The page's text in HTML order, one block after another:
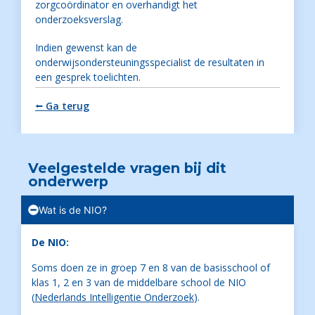
zorgcoördinator en overhandigt het
onderzoeksverslag.
Indien gewenst kan de
onderwijsondersteuningsspecialist de resultaten in
een gesprek toelichten.
⭠ Ga terug
Veelgestelde vragen bij dit
onderwerp
Wat is de NIO?
De NIO:
Soms doen ze in groep 7 en 8 van de basisschool of
klas 1, 2 en 3 van de middelbare school de NIO
(Nederlands Intelligentie Onderzoek).